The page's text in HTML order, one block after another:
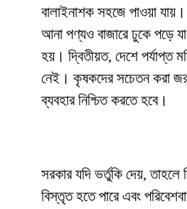
বালাইনাশক সহজে পাওয়া
আনা পণ্যও বাজারে ঢুকে পড়ে যা
হয়। দ্বিতীয়ত, দেশে পর্যাপ্ত
নেই। কৃষকদের সচেতন করা
ব্যবহার নিশ্চিত করতে হবে।
সরকার যদি ভর্তুকি দেয়, তাহলে
বিস্তৃত হতে পারে এবং